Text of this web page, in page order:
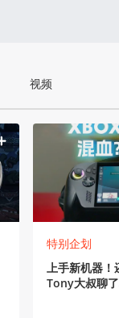
视频
特别企划
上手新机器
Tony大叔聊